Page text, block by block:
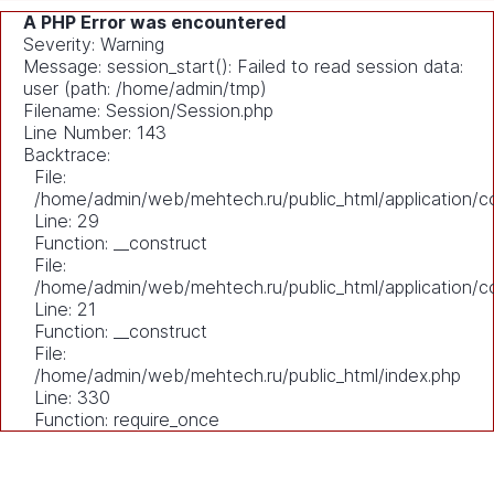
A PHP Error was encountered
Severity: Warning
Message: session_start(): Failed to read session data:
user (path: /home/admin/tmp)
Filename: Session/Session.php
Line Number: 143
Backtrace:
File:
/home/admin/web/mehtech.ru/public_html/application/
Line: 29
Function: __construct
File:
/home/admin/web/mehtech.ru/public_html/application/
Line: 21
Function: __construct
File:
/home/admin/web/mehtech.ru/public_html/index.php
Line: 330
Function: require_once